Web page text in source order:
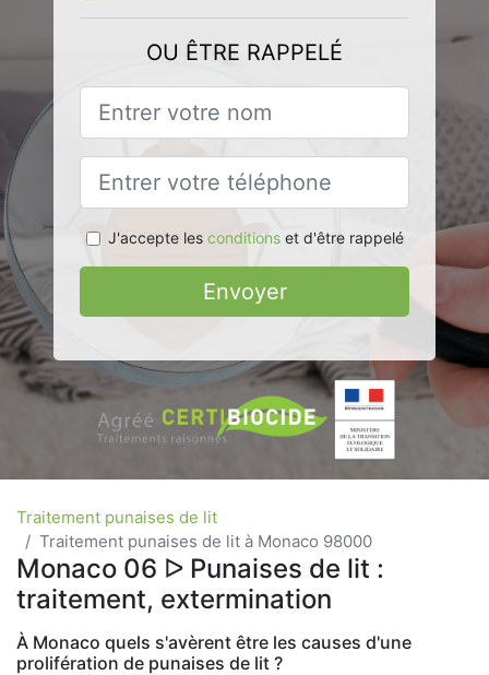
OU ÊTRE RAPPELÉ
J'accepte les conditionset d'être rappelé
Envoyer
Traitement punaises de lit
Traitement punaises de lit à Monaco 98000
Monaco 06 ᐅ Punaises de lit :
traitement, extermination
À Monaco quels s'avèrent être les causes d'une
prolifération de punaises de lit ?